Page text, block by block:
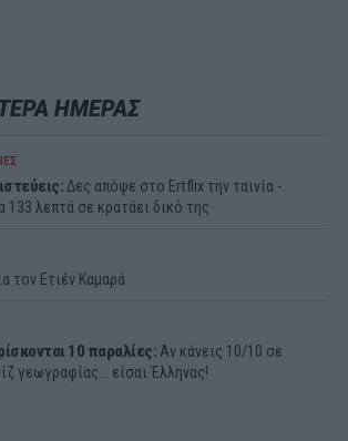
ΗΜΕΡΑΣ
Δες απόψε στο Ertflix την ταινία -
133 λεπτά σε κρατάει δικό της
τον Ετιέν Καμαρά
10 παραλίες: Αν κάνεις 10/10 σε
γεωγραφίας... είσαι Έλληνας!